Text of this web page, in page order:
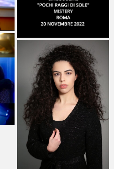
SCACTORS – MATTEO
RICCARDO PALAZZO VINCE